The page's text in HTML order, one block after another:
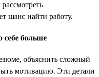
шанс найти работу.
себе больше
объяснить сложный
мотивацию. Эти детали